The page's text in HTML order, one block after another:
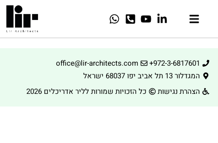
+972-3-6817601
office@lir-architects.com
המגדלור 13 תל אביב יפו 68037 ישראל
הצהרת נגישות
כל הזכויות שמורות לליר אדריכלים 2026